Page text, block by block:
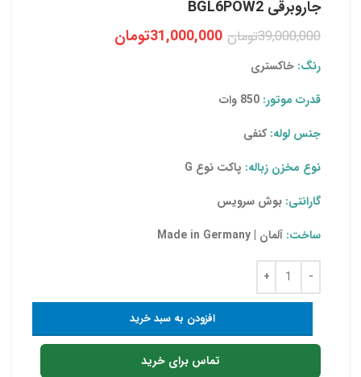
جاروبرقی BGL6POW2
39,000,000تومان 31,000,000تومان
رنگ: خاکستری
قدرت موتور:
جنس لوله: کنفی
نوع مخزن زباله: پاکت نوع G
گارانتی: بوش سرویس
ساخت: آلمان | Made in Germany
افزودن به سبد خرید
تماس برای خرید